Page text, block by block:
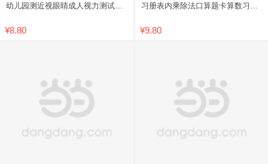
幼儿园测近视眼睛成人视力测试表
¥8.80
习册表内乘除法口算题卡算数习题
¥9.80